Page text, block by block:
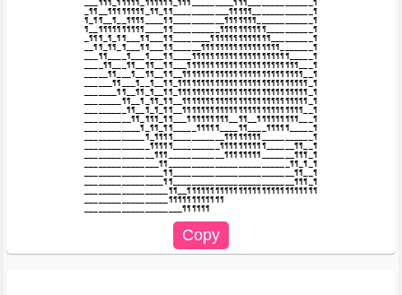
___¶¶¶_¶¶¶¶¶_¶¶¶¶¶¶_¶¶¶_________¶¶¶______________¶
_¶¶__¶¶¶¶¶¶¶¶_¶¶_¶¶____________¶¶¶¶¶_____________¶
¶_¶¶__¶__¶¶¶¶____¶¶___________¶¶¶¶¶¶¶____________¶
¶__¶¶¶¶¶¶¶¶¶¶____¶¶__________¶¶¶¶¶¶¶¶¶¶__________¶
_¶¶¶_¶_¶¶___¶¶___¶¶________¶¶¶¶¶¶¶¶¶¶¶¶¶_________¶
__¶¶_¶¶_¶___¶¶___¶¶______¶¶¶¶¶¶¶¶¶¶¶¶¶¶¶¶¶_______¶
___¶¶____¶___¶___¶¶____¶¶¶¶¶¶¶¶¶¶¶¶¶¶¶¶¶¶¶¶¶_____¶
____¶¶___¶¶__¶¶__¶¶___¶¶¶¶¶¶¶¶¶¶¶¶¶¶¶¶¶¶¶¶¶¶¶¶___¶
_____¶¶___¶__¶¶__¶¶__¶¶¶¶¶¶¶¶¶¶¶¶¶¶¶¶¶¶¶¶¶¶¶¶¶¶__¶
______¶¶___¶__¶__¶¶_¶¶¶¶¶¶¶¶¶¶¶¶¶¶¶¶¶¶¶¶¶¶¶¶¶¶¶¶_¶
_______¶¶__¶¶_¶__¶¶_¶¶¶¶¶¶¶¶¶¶¶¶¶¶¶¶¶¶¶¶¶¶¶¶¶¶¶¶_¶
________¶¶__¶_¶¶_¶¶__¶¶¶¶¶¶¶¶¶¶¶¶¶¶¶¶¶¶¶¶¶¶¶¶¶¶¶_¶
_________¶¶__¶_¶_¶¶__¶¶¶¶¶¶¶¶¶¶¶¶¶¶¶¶¶¶¶¶¶¶¶¶¶¶__¶
__________¶¶_¶¶¶_¶¶___¶¶¶¶¶¶¶¶¶__¶¶__¶¶¶¶¶¶¶¶¶___¶
____________¶_¶¶_¶¶_____¶¶¶¶¶____¶¶____¶¶¶¶¶_____¶
_____________¶_¶¶¶¶___________¶¶¶¶¶¶¶¶___________¶
______________¶¶¶¶¶__________¶¶¶¶¶¶¶¶¶¶______¶¶__¶
_______________¶¶¶____________¶¶¶¶¶¶¶¶_______¶¶¶_¶
________________¶¶__________________________¶¶_¶_¶
_________________¶¶__________________________¶¶__¶
_________________¶¶__________________________¶¶¶_¶
__________________¶¶__¶¶¶¶¶¶¶¶¶¶¶¶¶¶¶¶¶¶¶¶¶¶¶¶¶¶¶¶
__________________¶¶¶¶¶¶¶¶¶¶¶¶